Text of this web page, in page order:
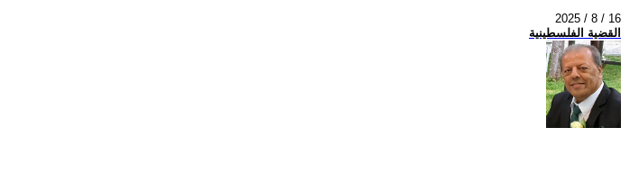
2025 / 8 / 16
القضية الفلسطينية